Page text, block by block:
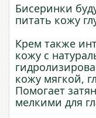
Бисеринки
питать кожу
Крем также
кожу с
кожу мягкой,
Помогает
мелкими для